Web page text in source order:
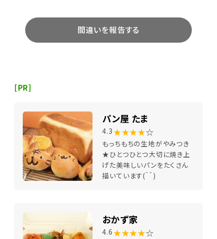
間違いを報告する
[PR]
パン屋 たま
4.3 ★★★★☆
もっちもちの生地がやみつき
★ひとつひとつ大切に焼き上
げた美味しいパンをたくさん
描いています(＾＾)
おかず家
4.6 ★★★★☆